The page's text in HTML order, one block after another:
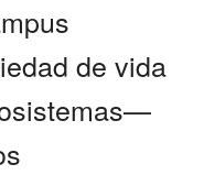
de vida